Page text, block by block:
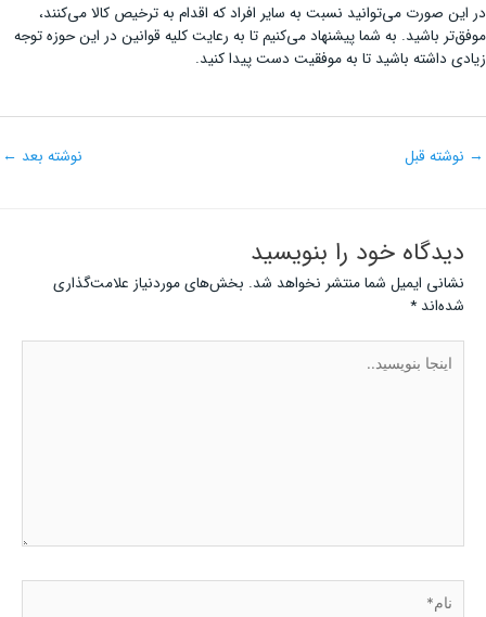
در این صورت می‌توانید نسبت به سایر افراد که اقدام به ترخیص کالا می‌کنند،
موفق‌تر باشید. به شما پیشنهاد می‌کنیم تا به رعایت کلیه قوانین در این حوزه توجه
زیادی داشته باشید تا به موفقیت دست پیدا کنید.
→ نوشته قبل نوشته بعد ←
دیدگاه‌ خود را بنویسید
نشانی ایمیل شما منتشر نخواهد شد. بخش‌های موردنیاز علامت‌گذاری
شده‌اند*
بنویسید..